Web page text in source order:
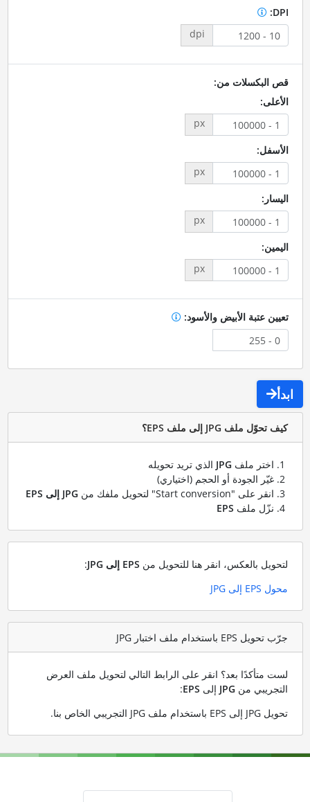
DPI:
dpi
قص البكسلات من:
الأعلى:
px
الأسفل:
px
اليسار:
px
اليمين:
px
تعيين عتبة الأبيض والأسود:
ابدأ
كيف تحوّل ملف JPG إلى ملف EPS؟
اختر ملف JPGالذي تريد تحويله
غيّر الجودة أو الحجم (اختياري)
انقر على "Start conversion" لتحويل ملفك من
JPG إلى EPS
نزّل ملف EPS
لتحويل بالعكس، انقر هنا للتحويل من EPS إلى JPG
:
محول EPS إلى JPG
جرّب تحويل EPS باستخدام ملف اختبار JPG
لست متأكدًا بعد؟ انقر على الرابط التالي لتحويل ملف العرض
التجريبي من JPGإلى EPS
:
تحويل JPG إلى EPS باستخدام ملف JPG التجريبي الخاص بنا
.